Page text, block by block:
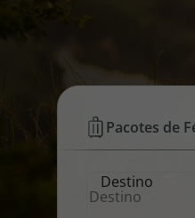
Pacotes de
Disneyland ®
Hotéis
Baratos
Pacotes de
Destino